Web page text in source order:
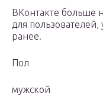
ВКонтакте больше
для
ранее.
Пол
мужской